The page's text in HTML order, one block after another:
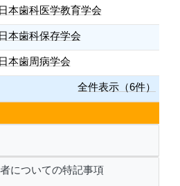
日本歯科医学教育学会
日本歯科保存学会
日本歯周病学会
全件表示（6件）
についての特記事項